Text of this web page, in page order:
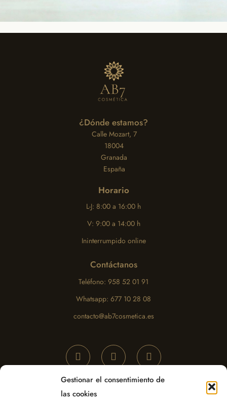
Gestionar el consentimiento de
las cookies
¿Dónde estamos?
Calle Mozart, 7
18004
Granada
España
Horario
L-J: 8:00 a 16:00 h
V: 9:00 a 14:00 h
Ininterrumpido online
Contáctanos
Teléfono: 958 52 01 91
Whatsapp: 677 10 28 08
contacto@ab7cosmetica.es